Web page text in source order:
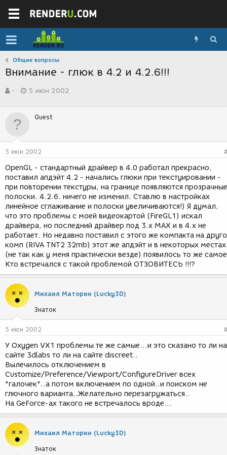
Общие вопросы
Внимание - глюк в 4.2 и 4.2.6!!!
в
р
-
а
д
н
и
я
5 июн 2002
Guest
5 июн 2002
OpenGL - стандартный драйвер в 4.0 работал прекрасно,
поставил апдэйт 4.2 - начались глюки при текстуировании -
при повторении текстуры, на границе появляются прозрачные
полоски. 4.2.6. ничего не изменил. Ставлю в настройках
линейное сглаживание и полоски увеличиваются!) Я думал,
что это проблемы с моей видеокартой (FireGL1) искал
драйвера, но последний драйвер под 3.х МАХ и в 4.х не
работает. Но недавно поставил с этого же компакта на
комп (RIVA TNT2 32mb) этот же апдэйт и в некоторых местах
(не так как у меня практически везде) появилось то же
Кто встречался с такой проблемой ОТЗОВИТЕСЬ !!!?
Михаил Маторин (Lucky3D)
Знаток
5 июн 2002
У Oxygen VX1 проблемы те же самые...и это сказано то ли на
сайте 3dlabs то ли на сайте discreet..
Вылечилось отключением в
Customize/Preference/Viewport/ConfigureDriver всех
"галочек"..а потом включением по одной..и поиском не
глючного варианта..Желательно перезагружаться..
На GeForce-ах такого не встречалось вроде...
Михаил Маторин (Lucky3D)
Знаток